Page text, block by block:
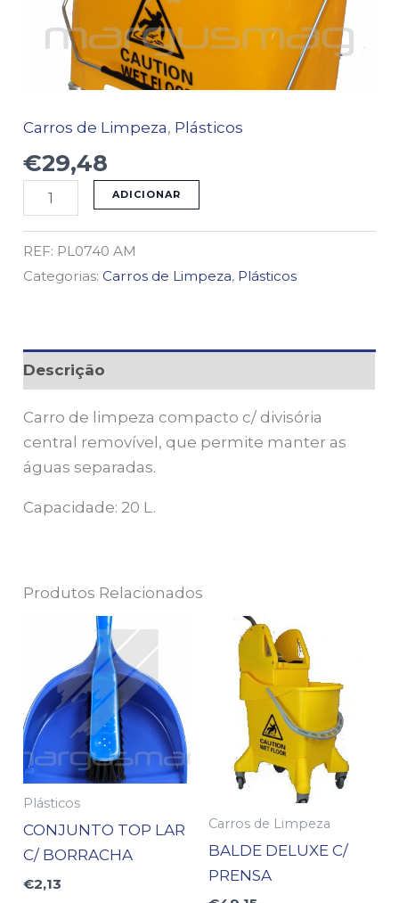
Carros de Limpeza, Plásticos
€29,48
PRENSA
AMARELO
ADICIONAR
REF: PL0740 AM
Categorias:Carros de Limpeza, Plásticos
Descrição
Carro de limpeza compacto c/ divisória
central removível, que permite manter as
águas separadas.
Capacidade: 20 L.
Produtos Relacionados
Plásticos
CONJUNTO TOP LAR
C/ BORRACHA
€2,13
Carros de Limpeza
BALDE DELUXE C/
PRENSA